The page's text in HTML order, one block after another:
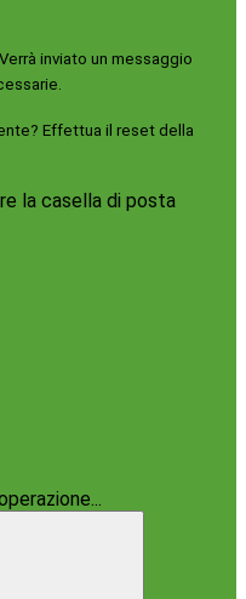
Verrà inviato un messaggio
Effettua il reset della
la casella di posta